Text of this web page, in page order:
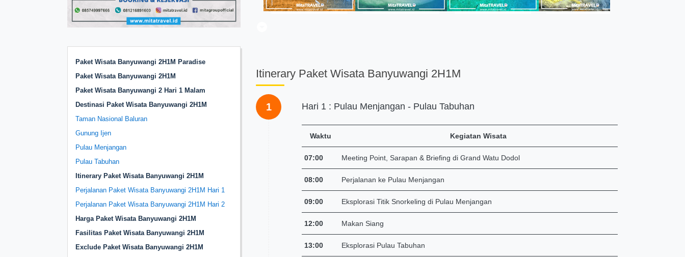
Paket Wisata Banyuwangi 2H1M Paradise
Paket Wisata Banyuwangi 2H1M
Paket Wisata Banyuwangi 2 Hari 1 Malam
Destinasi Paket Wisata Banyuwangi 2H1M
Taman Nasional Baluran
Gunung Ijen
Pulau Menjangan
Pulau Tabuhan
Itinerary Paket Wisata Banyuwangi 2H1M
Perjalanan Paket Wisata Banyuwangi 2H1M Hari 1
Perjalanan Paket Wisata Banyuwangi 2H1M Hari 2
Harga Paket Wisata Banyuwangi 2H1M
Fasilitas Paket Wisata Banyuwangi 2H1M
Exclude Paket Wisata Banyuwangi 2H1M
Itinerary Paket Wisata Banyuwangi 2H1M
1 Hari 1 : Pulau Menjangan - Pulau Tabuhan
Waktu Kegiatan Wisata
07:00 Meeting Point, Sarapan & Briefing di Grand Watu Dodol
08:00 Perjalanan ke Pulau Menjangan
09:00 Eksplorasi Titik Snorkeling di Pulau Menjangan
12:00 Makan Siang
13:00 Eksplorasi Pulau Tabuhan